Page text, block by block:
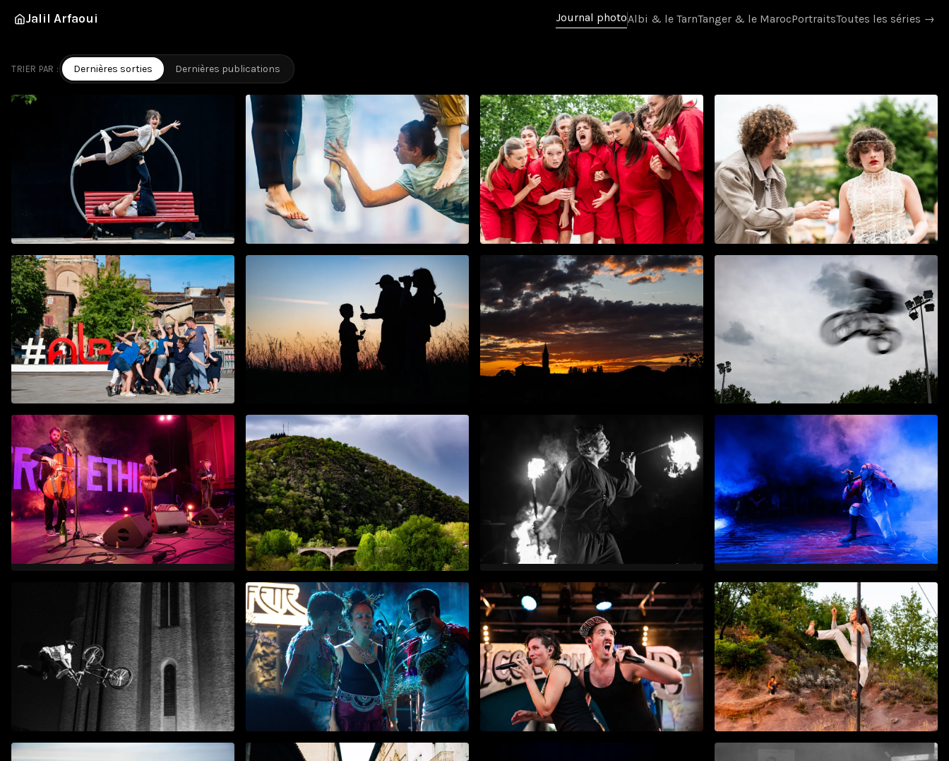
Jalil Arfaoui Journal photoAlbi & le TarnTanger & le MarocPortraitsToutes les séries →
Dernières sorties
TRIER PAR : Dernières sorties Dernières publications
Circus Vallée
juin 2026
Naïade Chantier
mai 2026
Ce que murmurent les
Instants Dansés
mai 2026
Les secrets de la nuit
mai 2026
Crépuscule sur la Madeleine L’Estafette à Cap Découverte
mai 2026
Festival Trad’Ethik 2026 Sortie Albi Tadam à Ambialet
avr. 2026
Dharma au Musée-Mine de
Cagnac
déc. 2025
La Caravane des Songes
nov. 2025
Urban Festival 2025 La Yegros